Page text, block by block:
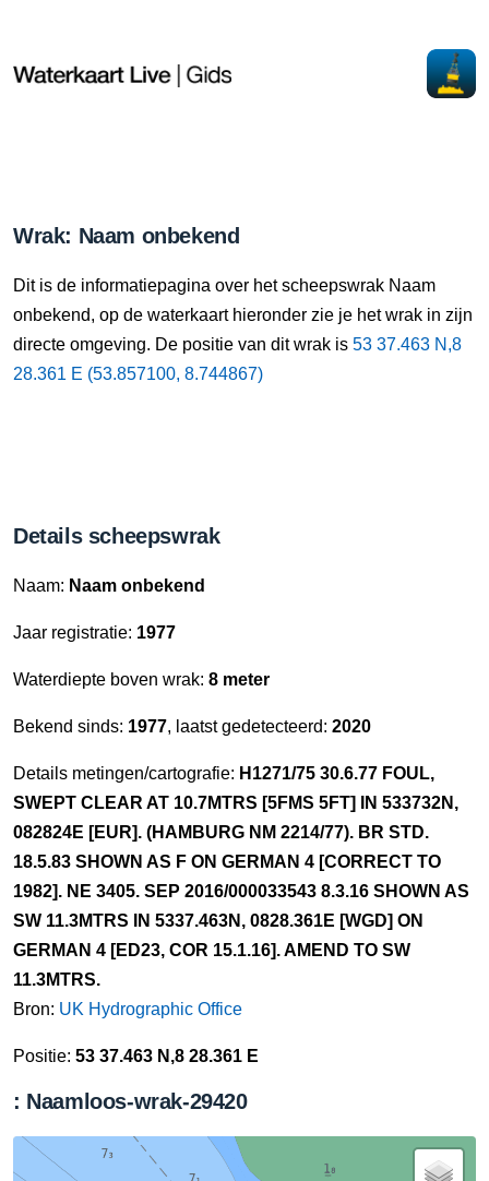
Wrak: Naam onbekend
Dit is de informatiepagina over het scheepswrak Naam
onbekend, op de waterkaart hieronder zie je het wrak in zijn
directe omgeving. De positie van dit wrak is 53 37.463 N,8
28.361 E (53.857100, 8.744867)
Details scheepswrak
Naam: Naam onbekend
Jaar registratie: 1977
Waterdiepte boven wrak: 8 meter
Bekend sinds: 1977, laatst gedetecteerd: 2020
Details metingen/cartografie: H1271/75 30.6.77 FOUL,
SWEPT CLEAR AT 10.7MTRS [5FMS 5FT] IN 533732N,
082824E [EUR]. (HAMBURG NM 2214/77). BR STD.
18.5.83 SHOWN AS F ON GERMAN 4 [CORRECT TO
1982]. NE 3405. SEP 2016/000033543 8.3.16 SHOWN AS
SW 11.3MTRS IN 5337.463N, 0828.361E [WGD] ON
GERMAN 4 [ED23, COR 15.1.16]. AMEND TO SW
11.3MTRS.
Bron: UK Hydrographic Office
Positie: 53 37.463 N,8 28.361 E
: Naamloos-wrak-29420